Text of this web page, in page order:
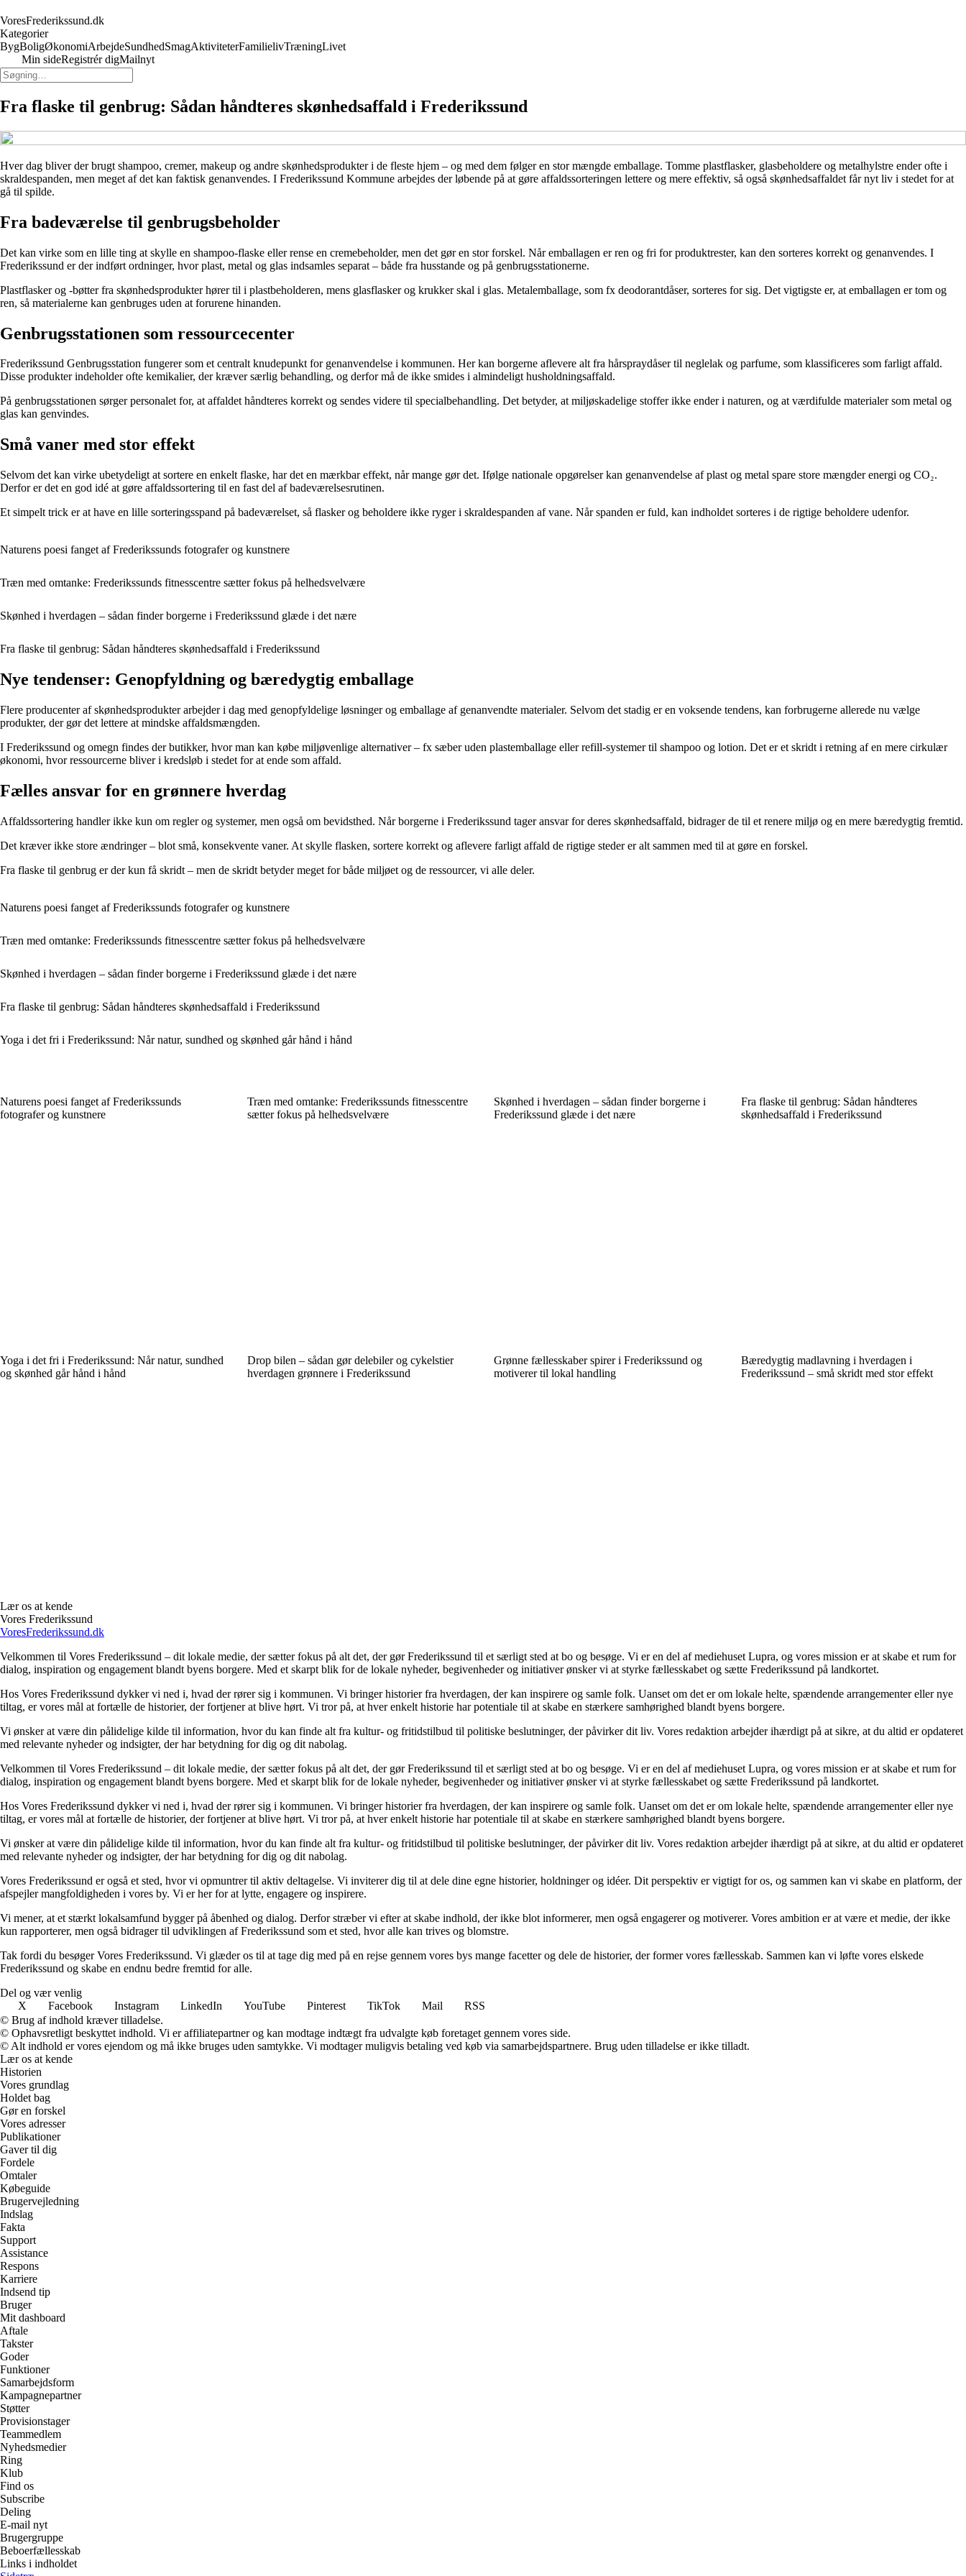
VoresFrederikssund.dk
Kategorier
BygBoligØkonomiArbejdeSundhedSmagAktiviteterFamilielivTræningLivet
Min sideRegistrér digMailnyt
Fra flaske til genbrug: Sådan håndteres skønhedsaffald i Frederikssund
Hver dag bliver der brugt shampoo, cremer, makeup og andre skønhedsprodukter i de fleste hjem – og med dem følger en stor mængde emballage. Tomme plastflasker, glasbeholdere og metalhylstre ender ofte i
skraldespanden, men meget af det kan faktisk genanvendes. I Frederikssund Kommune arbejdes der løbende på at gøre affaldssorteringen lettere og mere effektiv, så også skønhedsaffaldet får nyt liv i stedet for at
gå til spilde.
Fra badeværelse til genbrugsbeholder
Det kan virke som en lille ting at skylle en shampoo-flaske eller rense en cremebeholder, men det gør en stor forskel. Når emballagen er ren og fri for produktrester, kan den sorteres korrekt og genanvendes. I
Frederikssund er der indført ordninger, hvor plast, metal og glas indsamles separat – både fra husstande og på genbrugsstationerne.
Plastflasker og -bøtter fra skønhedsprodukter hører til i plastbeholderen, mens glasflasker og krukker skal i glas. Metalemballage, som fx deodorantdåser, sorteres for sig. Det vigtigste er, at emballagen er tom og
ren, så materialerne kan genbruges uden at forurene hinanden.
Genbrugsstationen som ressourcecenter
Frederikssund Genbrugsstation fungerer som et centralt knudepunkt for genanvendelse i kommunen. Her kan borgerne aflevere alt fra hårspraydåser til neglelak og parfume, som klassificeres som farligt affald.
Disse produkter indeholder ofte kemikalier, der kræver særlig behandling, og derfor må de ikke smides i almindeligt husholdningsaffald.
På genbrugsstationen sørger personalet for, at affaldet håndteres korrekt og sendes videre til specialbehandling. Det betyder, at miljøskadelige stoffer ikke ender i naturen, og at værdifulde materialer som metal og
glas kan genvindes.
Små vaner med stor effekt
Selvom det kan virke ubetydeligt at sortere en enkelt flaske, har det en mærkbar effekt, når mange gør det. Ifølge nationale opgørelser kan genanvendelse af plast og metal spare store mængder energi og CO₂.
Derfor er det en god idé at gøre affaldssortering til en fast del af badeværelsesrutinen.
Et simpelt trick er at have en lille sorteringsspand på badeværelset, så flasker og beholdere ikke ryger i skraldespanden af vane. Når spanden er fuld, kan indholdet sorteres i de rigtige beholdere udenfor.
Naturens poesi fanget af Frederikssunds fotografer og kunstnere
Træn med omtanke: Frederikssunds fitnesscentre sætter fokus på helhedsvelvære
Skønhed i hverdagen – sådan finder borgerne i Frederikssund glæde i det nære
Fra flaske til genbrug: Sådan håndteres skønhedsaffald i Frederikssund
Nye tendenser: Genopfyldning og bæredygtig emballage
Flere producenter af skønhedsprodukter arbejder i dag med genopfyldelige løsninger og emballage af genanvendte materialer. Selvom det stadig er en voksende tendens, kan forbrugerne allerede nu vælge
produkter, der gør det lettere at mindske affaldsmængden.
I Frederikssund og omegn findes der butikker, hvor man kan købe miljøvenlige alternativer – fx sæber uden plastemballage eller refill-systemer til shampoo og lotion. Det er et skridt i retning af en mere cirkulær
økonomi, hvor ressourcerne bliver i kredsløb i stedet for at ende som affald.
Fælles ansvar for en grønnere hverdag
Affaldssortering handler ikke kun om regler og systemer, men også om bevidsthed. Når borgerne i Frederikssund tager ansvar for deres skønhedsaffald, bidrager de til et renere miljø og en mere bæredygtig fremtid.
Det kræver ikke store ændringer – blot små, konsekvente vaner. At skylle flasken, sortere korrekt og aflevere farligt affald de rigtige steder er alt sammen med til at gøre en forskel.
Fra flaske til genbrug er der kun få skridt – men de skridt betyder meget for både miljøet og de ressourcer, vi alle deler.
Naturens poesi fanget af Frederikssunds fotografer og kunstnere
Træn med omtanke: Frederikssunds fitnesscentre sætter fokus på helhedsvelvære
Skønhed i hverdagen – sådan finder borgerne i Frederikssund glæde i det nære
Fra flaske til genbrug: Sådan håndteres skønhedsaffald i Frederikssund
Yoga i det fri i Frederikssund: Når natur, sundhed og skønhed går hånd i hånd
Naturens poesi fanget af Frederikssunds
fotografer og kunstnere
Træn med omtanke: Frederikssunds fitnesscentre
sætter fokus på helhedsvelvære
Skønhed i hverdagen – sådan finder borgerne i
Frederikssund glæde i det nære
Fra flaske til genbrug: Sådan håndteres
skønhedsaffald i Frederikssund
Yoga i det fri i Frederikssund: Når natur, sundhed
og skønhed går hånd i hånd
Drop bilen – sådan gør delebiler og cykelstier
hverdagen grønnere i Frederikssund
Grønne fællesskaber spirer i Frederikssund og
motiverer til lokal handling
Bæredygtig madlavning i hverdagen i
Frederikssund – små skridt med stor effekt
Lær os at kende
Vores Frederikssund
VoresFrederikssund.dk
Velkommen til Vores Frederikssund – dit lokale medie, der sætter fokus på alt det, der gør Frederikssund til et særligt sted at bo og besøge. Vi er en del af mediehuset Lupra, og vores mission er at skabe et rum for
dialog, inspiration og engagement blandt byens borgere. Med et skarpt blik for de lokale nyheder, begivenheder og initiativer ønsker vi at styrke fællesskabet og sætte Frederikssund på landkortet.
Hos Vores Frederikssund dykker vi ned i, hvad der rører sig i kommunen. Vi bringer historier fra hverdagen, der kan inspirere og samle folk. Uanset om det er om lokale helte, spændende arrangementer eller nye
tiltag, er vores mål at fortælle de historier, der fortjener at blive hørt. Vi tror på, at hver enkelt historie har potentiale til at skabe en stærkere samhørighed blandt byens borgere.
Vi ønsker at være din pålidelige kilde til information, hvor du kan finde alt fra kultur- og fritidstilbud til politiske beslutninger, der påvirker dit liv. Vores redaktion arbejder ihærdigt på at sikre, at du altid er opdateret
med relevante nyheder og indsigter, der har betydning for dig og dit nabolag.
Velkommen til Vores Frederikssund – dit lokale medie, der sætter fokus på alt det, der gør Frederikssund til et særligt sted at bo og besøge. Vi er en del af mediehuset Lupra, og vores mission er at skabe et rum for
dialog, inspiration og engagement blandt byens borgere. Med et skarpt blik for de lokale nyheder, begivenheder og initiativer ønsker vi at styrke fællesskabet og sætte Frederikssund på landkortet.
Hos Vores Frederikssund dykker vi ned i, hvad der rører sig i kommunen. Vi bringer historier fra hverdagen, der kan inspirere og samle folk. Uanset om det er om lokale helte, spændende arrangementer eller nye
tiltag, er vores mål at fortælle de historier, der fortjener at blive hørt. Vi tror på, at hver enkelt historie har potentiale til at skabe en stærkere samhørighed blandt byens borgere.
Vi ønsker at være din pålidelige kilde til information, hvor du kan finde alt fra kultur- og fritidstilbud til politiske beslutninger, der påvirker dit liv. Vores redaktion arbejder ihærdigt på at sikre, at du altid er opdateret
med relevante nyheder og indsigter, der har betydning for dig og dit nabolag.
Vores Frederikssund er også et sted, hvor vi opmuntrer til aktiv deltagelse. Vi inviterer dig til at dele dine egne historier, holdninger og idéer. Dit perspektiv er vigtigt for os, og sammen kan vi skabe en platform, der
afspejler mangfoldigheden i vores by. Vi er her for at lytte, engagere og inspirere.
Vi mener, at et stærkt lokalsamfund bygger på åbenhed og dialog. Derfor stræber vi efter at skabe indhold, der ikke blot informerer, men også engagerer og motiverer. Vores ambition er at være et medie, der ikke
kun rapporterer, men også bidrager til udviklingen af Frederikssund som et sted, hvor alle kan trives og blomstre.
Tak fordi du besøger Vores Frederikssund. Vi glæder os til at tage dig med på en rejse gennem vores bys mange facetter og dele de historier, der former vores fællesskab. Sammen kan vi løfte vores elskede
Frederikssund og skabe en endnu bedre fremtid for alle.
Del og vær venlig
X
Facebook Instagram LinkedIn YouTube Pinterest TikTok Mail
RSS
© Brug af indhold kræver tilladelse.
© Ophavsretligt beskyttet indhold. Vi er affiliatepartner og kan modtage indtægt fra udvalgte køb foretaget gennem vores side.
© Alt indhold er vores ejendom og må ikke bruges uden samtykke. Vi modtager muligvis betaling ved køb via samarbejdspartnere. Brug uden tilladelse er ikke tilladt.
Lær os at kende
Historien
Vores grundlag
Holdet bag
Gør en forskel
Vores adresser
Publikationer
Gaver til dig
Fordele
Omtaler
Købeguide
Brugervejledning
Indslag
Fakta
Support
Assistance
Respons
Karriere
Indsend tip
Bruger
Mit dashboard
Aftale
Takster
Goder
Funktioner
Samarbejdsform
Kampagnepartner
Støtter
Provisionstager
Teammedlem
Nyhedsmedier
Ring
Klub
Find os
Subscribe
Deling
E-mail nyt
Brugergruppe
Beboerfællesskab
Links i indholdet